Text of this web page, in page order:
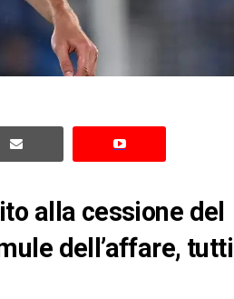
alla cessione del
dell’affare,